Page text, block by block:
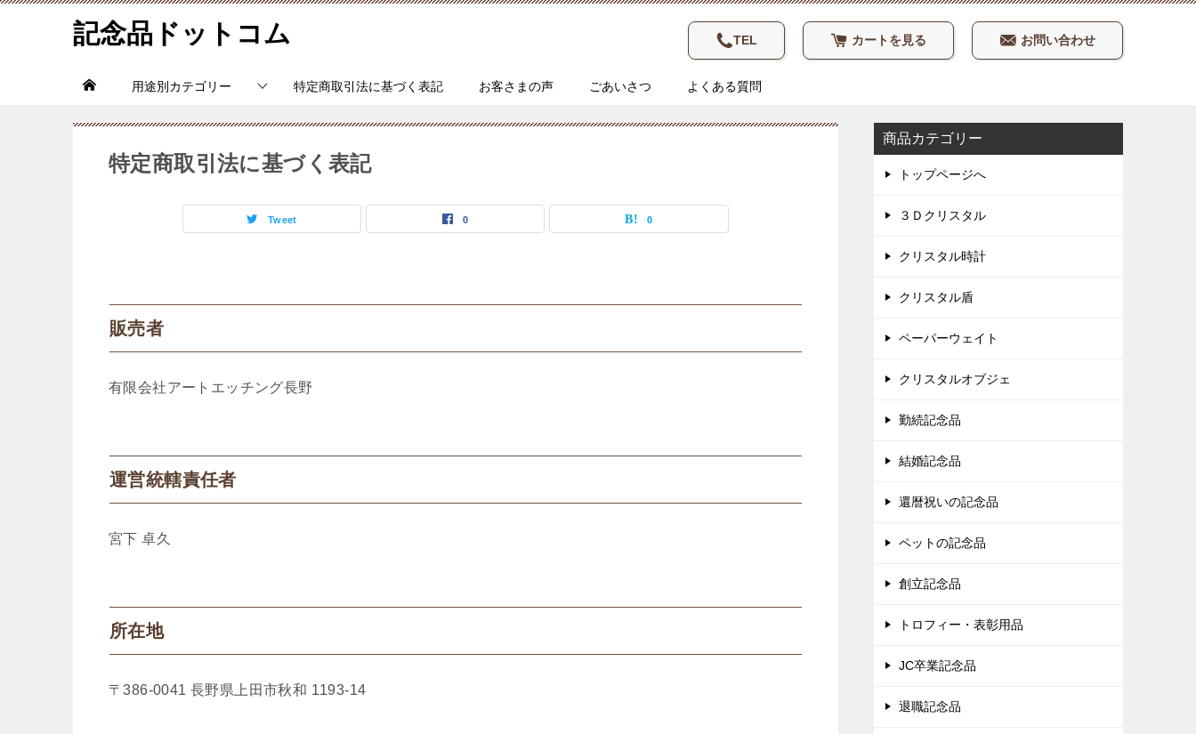
記念品ドットコム お問い合わせ
カートを見る
TEL
用途別カテゴリー 特定商取引法に基づく表記 お客さまの声 ごあいさつ よくある質問
特定商取引法に基づく表記
Tweet 0 0
販売者
有限会社アートエッチング長野
運営統轄責任者
宮下 卓久
所在地
〒386-0041 長野県上田市秋和 1193-14
商品カテゴリー
トップページへ
３Ｄクリスタル
クリスタル時計
クリスタル盾
ペーパーウェイト
クリスタルオブジェ
勤続記念品
結婚記念品
還暦祝いの記念品
ペットの記念品
創立記念品
トロフィー・表彰用品
JC卒業記念品
退職記念品